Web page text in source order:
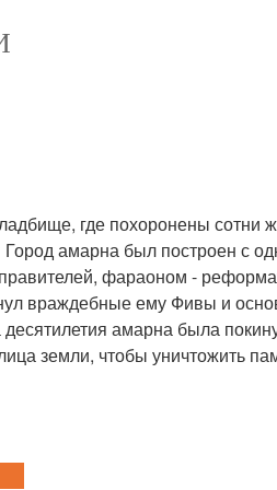
где похоронены сотни
амарна был построен с
фараоном -
враждебные ему Фивы и
амарна была
земли, чтобы уничтожить